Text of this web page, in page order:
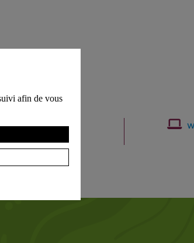
E-mail
afin de vous